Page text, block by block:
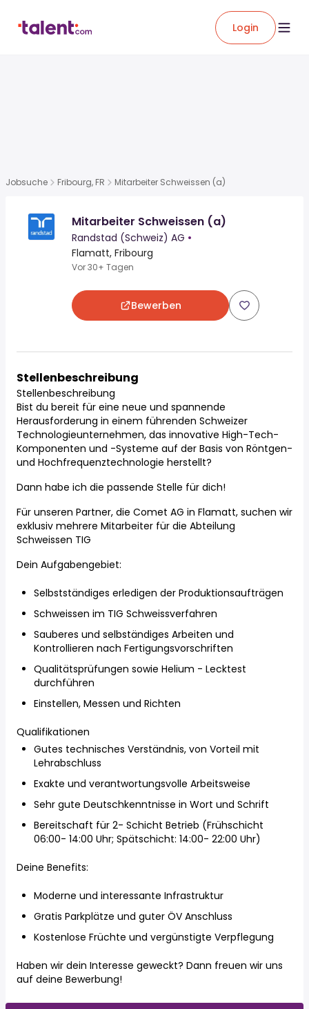
Login
Jobsuche Fribourg, FR Mitarbeiter Schweissen (a)
Mitarbeiter Schweissen (a)
Randstad (Schweiz) AG •
Flamatt, Fribourg
Vor 30+ Tagen
Bewerben
Stellenbeschreibung
Stellenbeschreibung
Bist du bereit für eine neue und spannende
Herausforderung in einem führenden Schweizer
Technologieunternehmen, das innovative High-Tech-
Komponenten und -Systeme auf der Basis von Röntgen-
und Hochfrequenztechnologie herstellt?
Dann habe ich die passende Stelle für dich!
Für unseren Partner, die Comet AG in Flamatt, suchen wir
exklusiv mehrere Mitarbeiter für die Abteilung
Schweissen TIG
Dein Aufgabengebiet:
Selbstständiges erledigen der Produktionsaufträgen
Schweissen im TIG Schweissverfahren
Sauberes und selbständiges Arbeiten und
Kontrollieren nach Fertigungsvorschriften
Qualitätsprüfungen sowie Helium - Lecktest
durchführen
Einstellen, Messen und Richten
Qualifikationen
Gutes technisches Verständnis, von Vorteil mit
Lehrabschluss
Exakte und verantwortungsvolle Arbeitsweise
Sehr gute Deutschkenntnisse in Wort und Schrift
Bereitschaft für 2- Schicht Betrieb (Frühschicht
06:00- 14:00 Uhr; Spätschicht: 14:00- 22:00 Uhr)
Deine Benefits:
Moderne und interessante Infrastruktur
Gratis Parkplätze und guter ÖV Anschluss
Kostenlose Früchte und vergünstigte Verpflegung
Haben wir dein Interesse geweckt? Dann freuen wir uns
auf deine Bewerbung!